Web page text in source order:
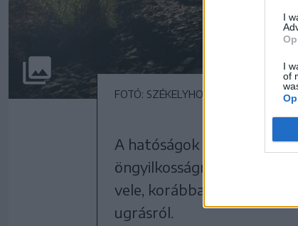
I
I
of
FOTÓ: SZÉKELYHON
A hatóságok mindent
öngyilkosságról. László
vele, korábban az állami
ugrásról.